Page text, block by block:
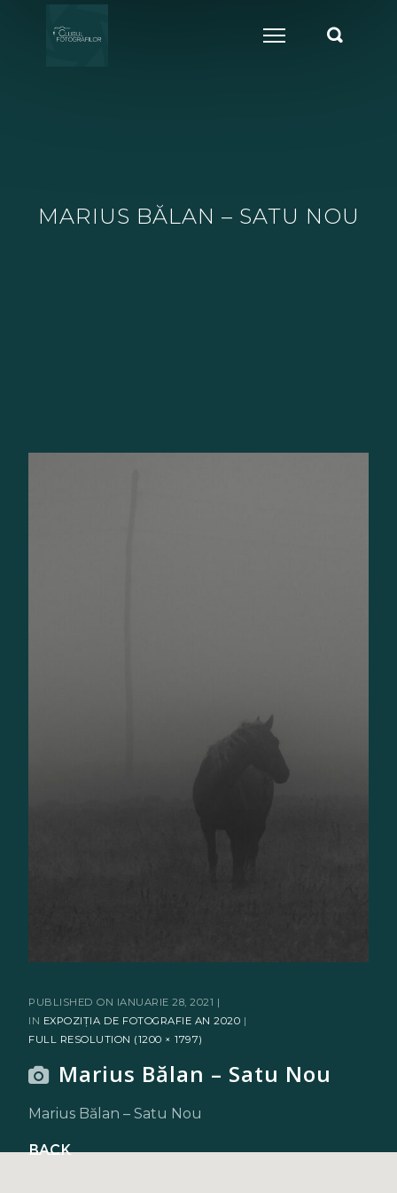
MARIUS BĂLAN – SATU NOU
PUBLISHED ON IANUARIE 28, 2021
IN EXPOZIȚIA DE FOTOGRAFIE AN 2020
FULL RESOLUTION (1200 × 1797)
Marius Bălan – Satu Nou
Marius Bălan – Satu Nou
Back